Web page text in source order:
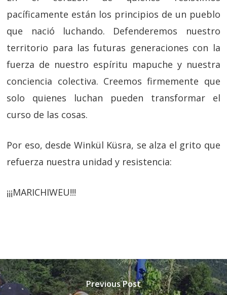
pacíficamente están los principios de un pueblo
que nació luchando. Defenderemos nuestro
territorio para las futuras generaciones con la
fuerza de nuestro espíritu mapuche y nuestra
conciencia colectiva. Creemos firmemente que
solo quienes luchan pueden transformar el
curso de las cosas.
Por eso, desde Winkül Küsra, se alza el grito que
refuerza nuestra unidad y resistencia:
¡¡¡MARICHIWEU!!!
Previous Post